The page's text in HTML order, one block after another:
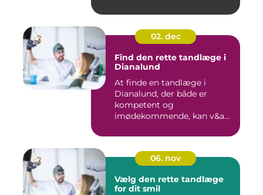
02. dec
Find den rette tandlæge i
Dianalund
At finde en tandlæge i
Dianalund, der både er
kompetent og
imødekommende, kan v&a...
06. nov
Vælg den rette tandlæge
for dit smil